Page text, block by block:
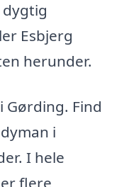
Esbjerg
herunder.
Gørding. Find
i
I hele
flere